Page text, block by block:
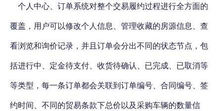
个人中心、订单系统对整个交易履约过程进行全方面的
覆盖，用户可以修改个人信息、管理收藏的房源信息、查
看浏览和询价记录，并且订单会分出不同的状态节点，包
括进行中、定金待支付、收货待确认、已完成、已取消等
等类型，每一条订单都会关联到订单编号、合同编号、签
约时间、不同的贸易条款下总价以及采购车辆的数量信